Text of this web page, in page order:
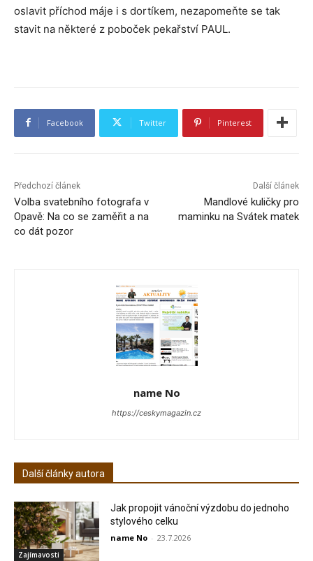
oslavit příchod máje i s dortíkem, nezapomeňte se tak
stavit na některé z poboček pekařství PAUL.
Facebook Twitter Pinterest
Předchozí článek
Volba svatebního fotografa v
Opavě: Na co se zaměřit a na
co dát pozor
Další článek
Mandlové kuličky pro
maminku na Svátek matek
name No
https://ceskymagazin.cz
Další články autora
Zajímavosti
Jak propojit vánoční výzdobu do jednoho
stylového celku
name No - 23.7.2026